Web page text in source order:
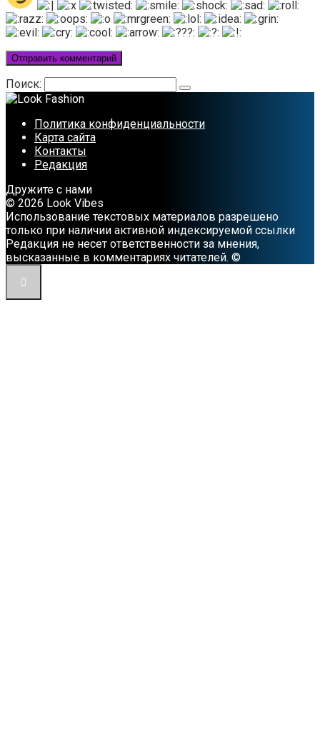
Поиск:
Политика конфиденциальности
Карта сайта
Контакты
Редакция
Дружите с нами
© 2026 Look Vibes
Использование текстовых материалов разрешено
только при наличии активной индексируемой ссылки
Редакция не несет ответственности за мнения,
высказанные в комментариях читателей. ©